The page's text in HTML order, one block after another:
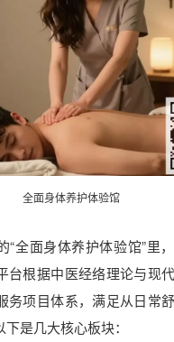
全面身体养护体验馆
“全面身体养护体验馆”里
台根据中医经络理论与现代
务项目体系，满足从日常
是几大核心板块：